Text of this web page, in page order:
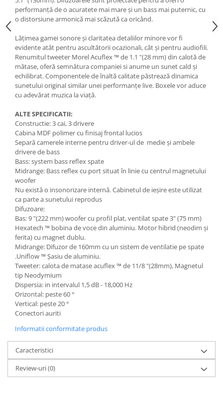
performanță de o acuratete mai mare și un bass mai puternic, cu
o distorsiune armonică mai scăzută ca oricând.
Lățimea gamei sonore și claritatea detaliilor minore vor fi
evidente atât pentru ascultătorii ocazionali, cât și pentru audiofili.
Renumitul tweeter Morel Acuflex ™ de 1.1 "(28 mm) din calotă de
mătase, oferă semnătura companiei si anume un sunet cald și
echilibrat. Componentele de înaltă calitate păstrează dinamica
sunetului original similar unei performanțe live. Boxele vor aduce
cu adevărat muzica la viață.
ALTE SPECIFICATII:
Constructie: 3 cai, 3 drivere
Cabina MDF polimer cu finisaj frontal lucios
Separă camerele interne pentru driver-ul de medie și ambele
drivere de bass
Bass: system bass reflex spate
Midrange: Bass reflex cu port situat în linie cu centrul magnetului
woofer
Nu există o insonorizare internă. Cabinetul de ieșire este utilizat
ca parte a sunetului reprodus
Difuzoare:
Bas: 9 "(222 mm) woofer cu profil plat, ventilat spate 3" (75 mm)
Hexatech ™ bobina de voce din aluminiu. Motor hibrid (neodim și
ferita) cu magnet dublu.
Midrange: Difuzor de 160mm cu un sistem de ventilatie pe spate
.Uniflow ™ Şasiu de aluminiu.
Tweeter: calota de matase acuflex ™ de 11/8 "(28mm), Magnetul
tip Neodymium
Dispersia: in intervalul 1,5 dB - 18,000 Hz
Orizontal: peste 60 °
Vertical: peste 20 °
Conectori auriti
Informatii conformitate produs
Caracteristici
Review-uri(0)